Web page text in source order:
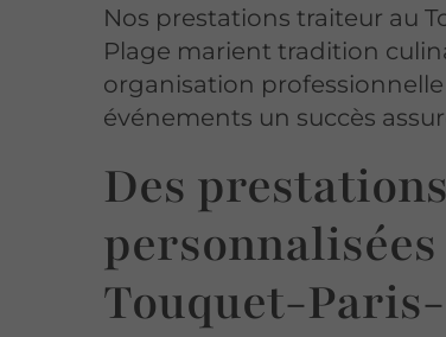
Nos prestations traiteur au
Plage marient tradition
organisation
événements un succès
Des
personnalisées
Touquet-